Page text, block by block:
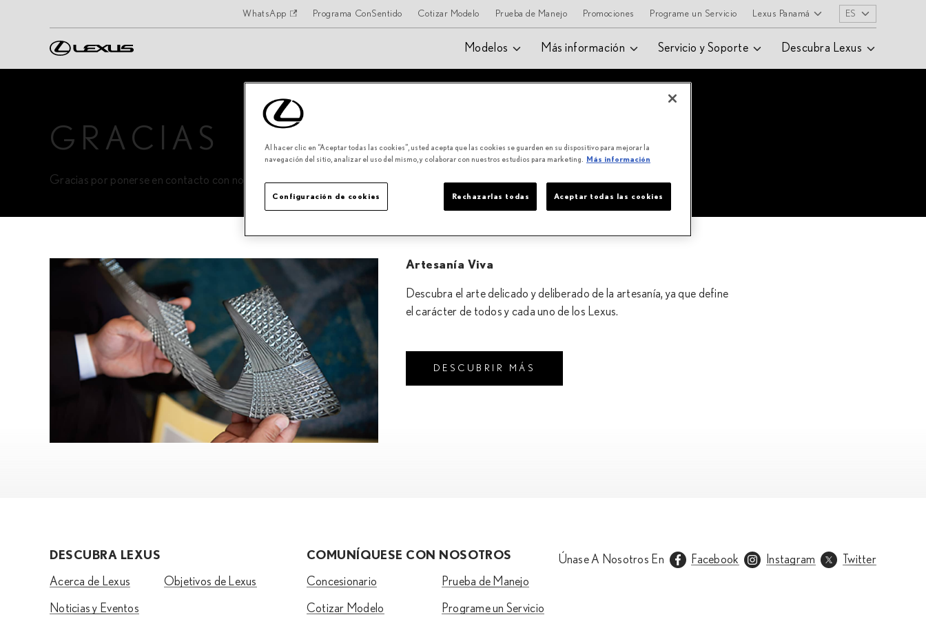
WhatsApp Programa ConSentido Cotizar Modelo Prueba de Manejo Promociones Programe un Servicio Lexus Panamá ES
Modelos Más información Servicio y Soporte Descubra Lexus
GRACIAS
Gracias por ponerse en contacto con nosotros. Recibirá un correo electrónico de confirmación de Lexus en breve.
Artesanía Viva
Descubra el arte delicado y deliberado de la artesanía, ya que define
el carácter de todos y cada uno de los Lexus.
DESCUBRIR MÁS
DESCUBRA LEXUS
Acerca de Lexus Objetivos de Lexus
Noticias y Eventos
COMUNÍQUESE CON NOSOTROS
Concesionario Prueba de Manejo
Cotizar Modelo Programe un Servicio
Únase A Nosotros En Facebook Instagram Twitter
Al hacer clic en “Aceptar todas las cookies”, usted acepta que las cookies se guarden en su dispositivo para mejorar la
navegación del sitio, analizar el uso del mismo, y colaborar con nuestros estudios para marketing.
Más información
Rechazarlas todas Aceptar todas las cookies
Configuración de cookies